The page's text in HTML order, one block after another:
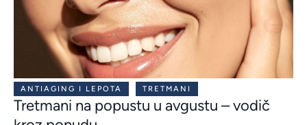
ANTIAGING I LEPOTA TRETMANI
Tretmani na popustu u avgustu – vodič